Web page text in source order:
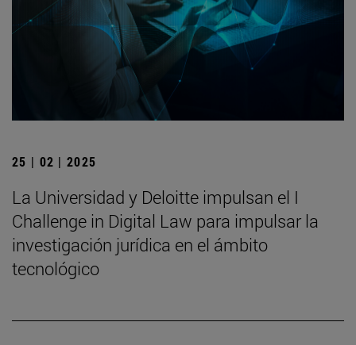
25 | 02 | 2025
La Universidad y Deloitte impulsan el I
Challenge in Digital Law para impulsar la
investigación jurídica en el ámbito
tecnológico